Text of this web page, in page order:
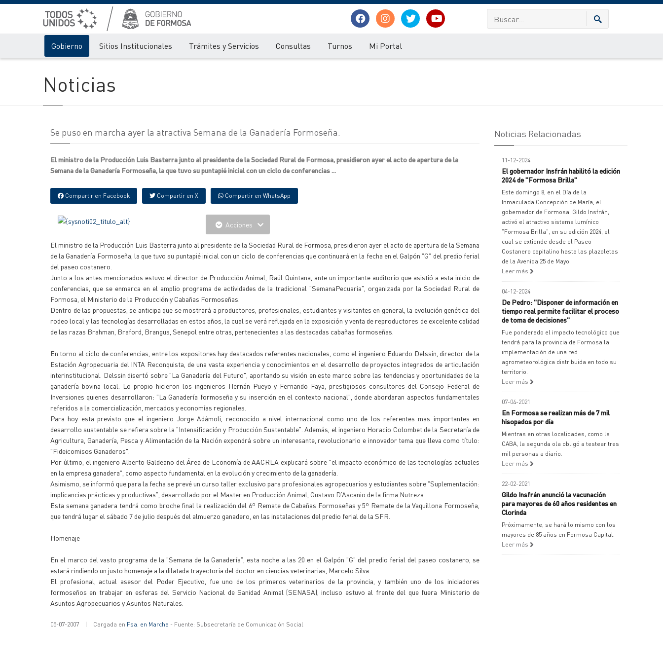
Gobierno Sitios Institucionales Trámites y Servicios Consultas Turnos Mi Portal
Noticias
Se puso en marcha ayer la atractiva Semana de la Ganadería Formoseña.
El ministro de la Producción Luis Basterra junto al presidente de la Sociedad Rural de Formosa, presidieron ayer el acto de apertura de la
Semana de la Ganadería Formoseña, la que tuvo su puntapié inicial con un ciclo de conferencias ...
Compartir en Facebook Compartir en X Compartir en WhatsApp
Acciones
El ministro de la Producción Luis Basterra junto al presidente de la Sociedad Rural de Formosa, presidieron ayer el acto de apertura de la Semana
de la Ganadería Formoseña, la que tuvo su puntapié inicial con un ciclo de conferencias que continuará en la fecha en el Galpón "G" del predio ferial
del paseo costanero.
Junto a los antes mencionados estuvo el director de Producción Animal, Raúl Quintana, ante un importante auditorio que asistió a esta inicio de
conferencias, que se enmarca en el amplio programa de actividades de la tradicional "SemanaPecuaria", organizada por la Sociedad Rural de
Formosa, el Ministerio de la Producción y Cabañas Formoseñas.
Dentro de las propuestas, se anticipa que se mostrará a productores, profesionales, estudiantes y visitantes en general, la evolución genética del
rodeo local y las tecnologías desarrolladas en estos años, la cual se verá reflejada en la exposición y venta de reproductores de excelente calidad
de las razas Brahman, Braford, Brangus, Senepol entre otras, pertenecientes a las destacadas cabañas formoseñas.
En torno al ciclo de conferencias, entre los expositores hay destacados referentes nacionales, como el ingeniero Eduardo Delssin, director de la
Estación Agropecuaria del INTA Reconquista, de una vasta experiencia y conocimientos en el desarrollo de proyectos integrados de articulación
interinstitucional. Delssin disertó sobre "La Ganadería del Futuro", aportando su visión en este marco sobre las tendencias y oportunidades de la
ganadería bovina local. Lo propio hicieron los ingenieros Hernán Pueyo y Fernando Faya, prestigiosos consultores del Consejo Federal de
Inversiones quienes desarrollaron: "La Ganadería formoseña y su inserción en el contexto nacional", donde abordaran aspectos fundamentales
referidos a la comercialización, mercados y economías regionales.
Para hoy esta previsto que el ingeniero Jorge Adámoli, reconocido a nivel internacional como uno de los referentes mas importantes en
desarrollo sustentable se refiera sobre la "Intensificación y Producción Sustentable". Además, el ingeniero Horacio Colombet de la Secretaría de
Agricultura, Ganadería, Pesca y Alimentación de la Nación expondrá sobre un interesante, revolucionario e innovador tema que lleva como título:
"Fideicomisos Ganaderos".
Por último, el ingeniero Alberto Galdeano del Área de Economía de AACREA explicará sobre "el impacto económico de las tecnologías actuales
en la empresa ganadera", como aspecto fundamental en la evolución y crecimiento de la ganadería.
Asimismo, se informó que para la fecha se prevé un curso taller exclusivo para profesionales agropecuarios y estudiantes sobre "Suplementación:
implicancias prácticas y productivas", desarrollado por el Master en Producción Animal, Gustavo D’Ascanio de la firma Nutreza.
Esta semana ganadera tendrá como broche final la realización del 6º Remate de Cabañas Formoseñas y 5º Remate de la Vaquillona Formoseña,
que tendrá lugar el sábado 7 de julio después del almuerzo ganadero, en las instalaciones del predio ferial de la SFR.
Homenaje
En el marco del vasto programa de la "Semana de la Ganadería", esta noche a las 20 en el Galpón "G" del predio ferial del paseo costanero, se
estará rindiendo un justo homenaje a la dilatada trayectoria del doctor en ciencias veterinarias, Marcelo Silva.
El profesional, actual asesor del Poder Ejecutivo, fue uno de los primeros veterinarios de la provincia, y también uno de los iniciadores
formoseños en trabajar en esferas del Servicio Nacional de Sanidad Animal (SENASA), incluso estuvo al frente del que fuera Ministerio de
Asuntos Agropecuarios y Asuntos Naturales.
05-07-2007 | Cargada en Fsa. en Marcha - Fuente: Subsecretaría de Comunicación Social
Noticias Relacionadas
11-12-2024
El gobernador Insfrán habilitó la edición
2024 de "Formosa Brilla"
Este domingo 8, en el Día de la
Inmaculada Concepción de María, el
gobernador de Formosa, Gildo Insfrán,
activó el atractivo sistema lumínico
"Formosa Brilla", en su edición 2024, el
cual se extiende desde el Paseo
Costanero capitalino hasta las plazoletas
de la Avenida 25 de Mayo.
Leer más
04-12-2024
De Pedro: "Disponer de información en
tiempo real permite facilitar el proceso
de toma de decisiones"
Fue ponderado el impacto tecnológico que
tendrá para la provincia de Formosa la
implementación de una red
agrometeorológica distribuida en todo su
territorio.
Leer más
07-04-2021
En Formosa se realizan más de 7 mil
hisopados por día
Mientras en otras localidades, como la
CABA, la segunda ola obligó a testear tres
mil personas a diario.
Leer más
22-02-2021
Gildo Insfrán anunció la vacunación
para mayores de 60 años residentes en
Clorinda
Próximamente, se hará lo mismo con los
mayores de 85 años en Formosa Capital.
Leer más